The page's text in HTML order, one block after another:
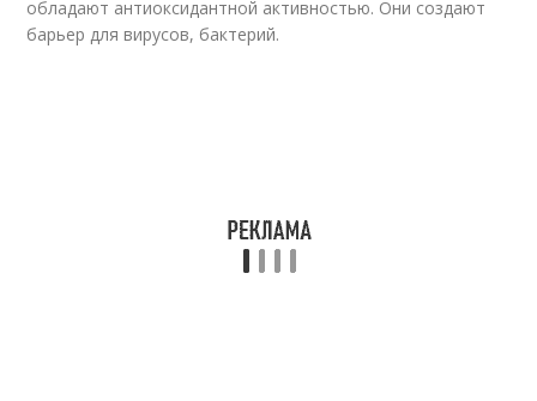
обладают антиоксидантной активностью. Они создают
барьер для вирусов, бактерий.